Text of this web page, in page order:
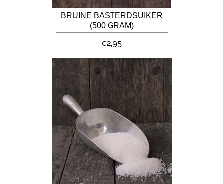
BRUINE BASTERDSUIKER
(500 GRAM)
€2,95